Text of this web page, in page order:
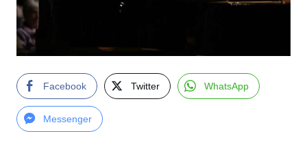
Facebook Twitter WhatsApp
Messenger